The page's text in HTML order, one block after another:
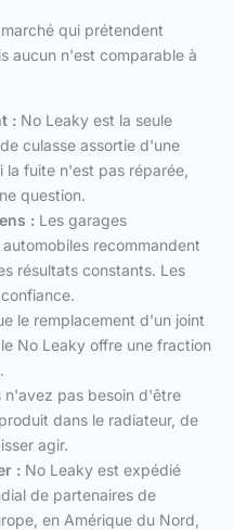
qui prétendent
aucun n'est comparable à
: No Leaky est la seule
culasse assortie d'une
fuite n'est pas réparée,
question.
: Les garages
recommandent
résultats constants. Les
le remplacement d'un joint
No Leaky offre une fraction
n'avez pas besoin d'être
dans le radiateur, de
agir.
: No Leaky est expédié
de partenaires de
en Amérique du Nord,